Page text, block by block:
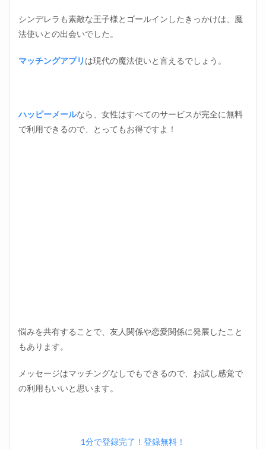
シンデレラも素敵な王子様とゴールインしたきっかけは、魔
法使いとの出会いでした。
マッチングアプリ は現代の魔法使いと言えるでしょう。
ハッピーメールなら、女性はすべてのサービスが完全に無料
で利用できるので、とってもお得ですよ！
悩みを共有することで、友人関係や恋愛関係に発展したこと
もあります。
メッセージはマッチングなしでもできるので、お試し感覚で
の利用もいいと思います。
1分で登録完了！登録無料！